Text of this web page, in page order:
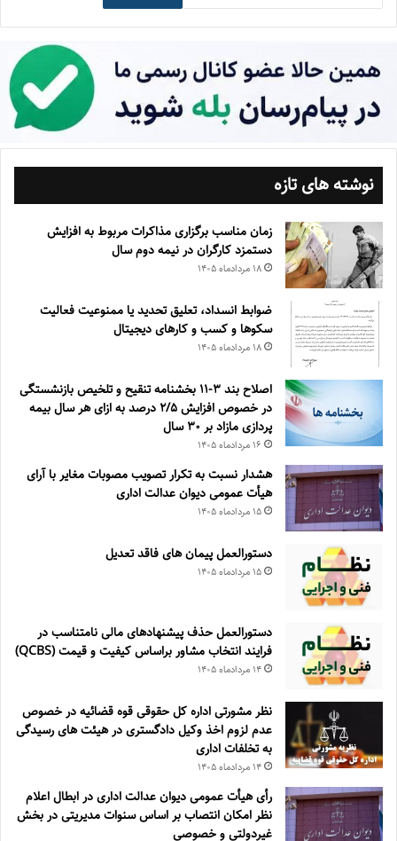
نوشته های تازه
زمان مناسب برگزاری مذاکرات مربوط به افزایش
دستمزد کارگران در نیمه دوم سال
۱۸ مرداد‌ماه ۱۴۰۵
ضوابط انسداد، تعليق تحديد يا ممنوعيت فعاليت
سكوها و كسب و كارهای ديجيتال
۱۸ مرداد‌ماه ۱۴۰۵
اصلاح بند ۳‏-۱۱ بخشنامه تنقیح و تلخیص بازنشستگی
در خصوص افزایش ۵‏‏‏‏‏‏‏‏‏/۲ درصد به ازای هر سال بیمه
پردازی مازاد بر ۳۰‏ سال
۱۶ مرداد‌ماه ۱۴۰۵
هشدار نسبت به تکرار تصویب مصوبات مغایر با آرای
هیأت عمومی دیوان عدالت اداری
۱۵ مرداد‌ماه ۱۴۰۵
دستورالعمل پیمان های فاقد تعدیل
۱۵ مرداد‌ماه ۱۴۰۵
دستورالعمل حذف پيشنهادهای مالی نامتناسب در
فرايند انتخاب مشاور براساس كيفيت و قيمت (QCBS)
۱۴ مرداد‌ماه ۱۴۰۵
نظر مشورتی اداره کل حقوقی قوه قضائیه در خصوص
عدم لزوم اخذ وکیل دادگستری در هیئت های رسیدگی
به تخلفات اداری
۱۴ مرداد‌ماه ۱۴۰۵
رأی هیأت عمومی دیوان عدالت اداری در ابطال اعلام
نظر امکان انتصاب بر اساس سنوات مدیریتی در بخش
غیردولتی و خصوصی